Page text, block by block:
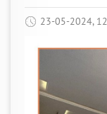
23-05-2024,